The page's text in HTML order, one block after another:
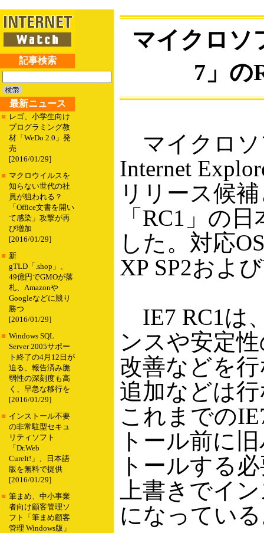
記事検索
最新ニュース
■ レゴ、小学生向け
プログラミング教
材「WeDo 2.0」発
売
[2016/01/29]
■ マクロウイルスを
知らない世代の社
員が狙われる？
「Office文書を開い
て感染」攻撃が再
び増加
[2016/01/29]
■ 新
gTLD「.shop」、
49億円でGMOが落
札、Amazonや
Googleなどに競り
勝つ
[2016/01/29]
■ Windows SQL
Server 2005サポー
ト終了の4月12日が
迫る、報告済み脆
弱性の深刻度も高
く、早急な移行を
[2016/01/29]
■ インストール不要
の非常駐型セキュ
リティソフト
「Dr.Web
CureIt!」、日本語
版を無料で提供
[2016/01/29]
■ 筆まめ、中小事業
者向け顧客管理ソ
フト「筆まめ顧客
管理 Windows版」
マイクロソ
7」の
マイクロソ
Internet
リリース候
「RC1」の
した。対応
XP SP2およ
IE7 RC1は
ンスや安定
改善などを
追加などは
これまでの
トール前に
トールする
上書きでイ
になってい